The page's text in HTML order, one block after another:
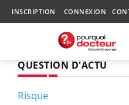
INSCRIPTION CONNEXION
QUESTION D'ACTU
Risque